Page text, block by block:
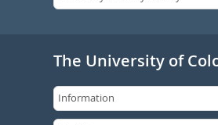
The University of